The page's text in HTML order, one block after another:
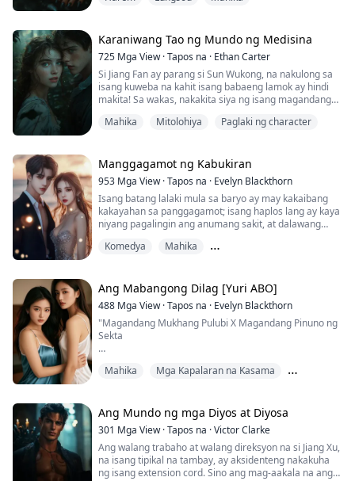
kasamaan. Ang mga magagandang dalaga sa
unibersidad, ...
Karaniwang Tao ng Mundo ng Medisina
725 Mga View·Tapos na · Ethan Carter
Si Jiang Fan ay parang si Sun Wukong, na nakulong sa
isang kuweba na kahit isang babaeng lamok ay hindi
makita! Sa wakas, nakakita siya ng isang magandang
ito mapapalampas! Inilabas niya ang kanyang
pamamagitan ng pagmamana ng kaalaman mula sa
Hari ng Gam...
Mahika Mitolohiya Paglaki ng character
Manggagamot ng Kabukiran
953 Mga View·Tapos na · Evelyn Blackthorn
Isang batang lalaki mula sa baryo ay may kakaibang
kakayahan sa panggagamot; isang haplos lang ay kaya
niyang pagalingin ang anumang sakit, at dalawang
Ngunit ang nais lang niya ay tahimik na magtanim sa
kanya.
"Miss, huwag kang matakot, isa akong tunay na dok...
Komedya
Mahika
Ang Mabangong Dilag [Yuri ABO]
488 Mga View·Tapos na · Evelyn Blackthorn
"Magandang Mukhang Pulubi X Magandang Pinuno ng
Sekta
sekta at binigyan ng pinakamalupit na gamot na
sumiklab ang bisa ng gamot at sa huli, napilitan siyang
magpasakop sa isang magandang mukhang pulubi sa
daan. Pagkatapos ng isang gabing puno ng init, si F...
Mahika
Mga Kapalaran na Kasama
Ang Mundo ng mga Diyos at Diyosa
301 Mga View·Tapos na ·Victor Clarke
Ang walang trabaho at walang direksyon na si Jiang Xu,
na isang tipikal na tambay, ay aksidenteng nakakuha
ng isang extension cord. Sino ang mag-aakala na ang